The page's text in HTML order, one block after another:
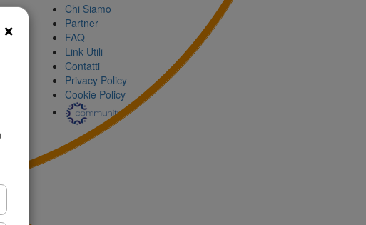
Chi Siamo
Partner
FAQ
Link Utili
Contatti
Privacy Policy
Cookie Policy
×